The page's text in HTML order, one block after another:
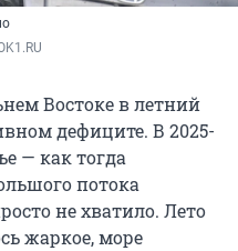
Востоке в летний
дефиците. В 2025-
— как тогда
потока
не хватило. Лето
жаркое, море